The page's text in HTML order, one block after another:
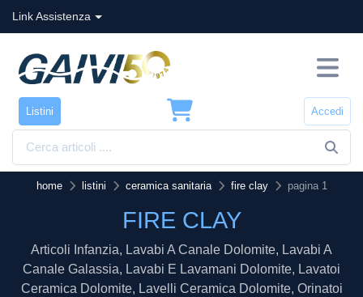
Link Assistenza
Listini Accedi
home listini ceramica sanitaria fire clay pagina 1
FIRE CLAY
Articoli Infanzia, Lavabi A Canale Dolomite, Lavabi A
Canale Galassia, Lavabi E Lavamani Dolomite, Lavatoi
Ceramica Dolomite, Lavelli Ceramica Dolomite, Orinatoi